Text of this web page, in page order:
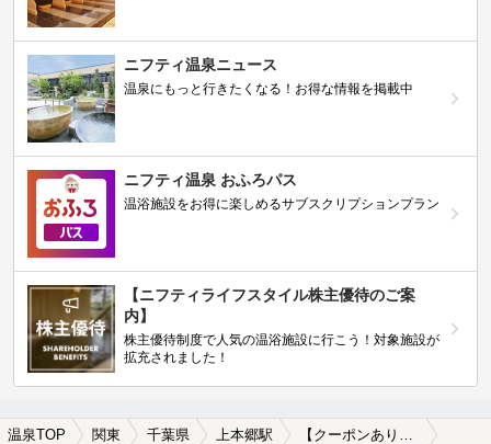
ニフティ温泉ニュース
温泉にもっと行きたくなる！お得な情報を掲載中
ニフティ温泉 おふろパス
温浴施設をお得に楽しめるサブスクリプションプラン
【ニフティライフスタイル株主優待のご案
内】
株主優待制度で人気の温浴施設に行こう！対象施設が
拡充されました！
温泉TOP 関東 千葉県 上本郷駅